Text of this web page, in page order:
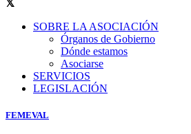
SOBRE LA ASOCIACIÓN
Órganos de Gobierno
Dónde estamos
Asociarse
SERVICIOS
LEGISLACIÓN
FEMEVAL